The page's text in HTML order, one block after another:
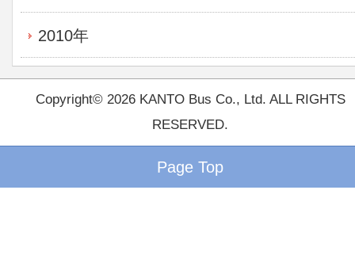
2010年
Copyright© 2026 KANTO Bus Co., Ltd. ALL RIGHTS
RESERVED.
Page Top